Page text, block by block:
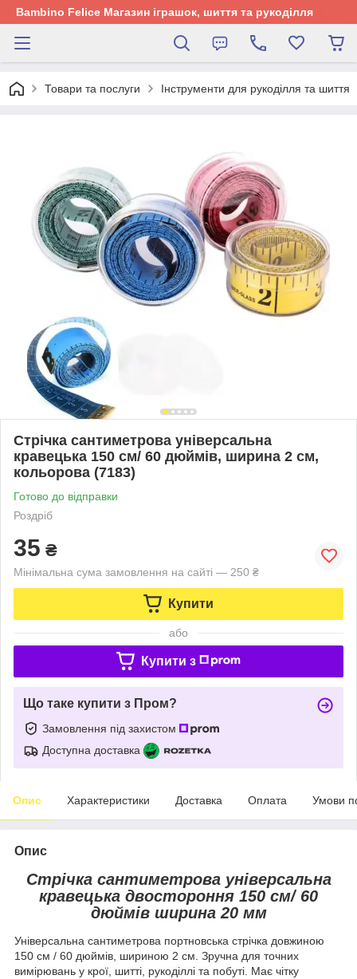
Bambino Felice Магазин іграшок, шиття та рукоділля
Товари та послуги Інструменти для рукоділля та шиття
Стрічка сантиметрова універсальна
кравецька 150 см/ 60 дюймів, ширина 2 см,
кольорова (7183)
Готово до відправки
Роздріб
35 ₴
Мінімальна сума замовлення на сайті — 250 ₴
Купити
або
Купити з
Що таке купити з Пром?
Замовлення під захистом
Доступна доставка
Опис Характеристики Доставка Оплата Умови
Опис
Стрічка сантиметрова універсальна
кравецька двостороння 150 см/ 60
дюймів ширина 20 мм
Універсальна сантиметрова портновська стрічка довжиною
150 см / 60 дюймів, шириною 2 см. Зручна для точних
вимірювань у крої, шитті, рукоділлі та побуті. Має чітку